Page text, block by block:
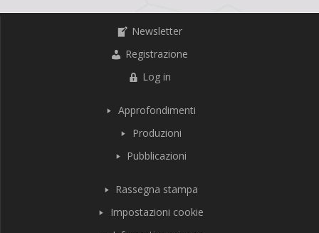
Newsletter
Registrazione
Log in
Approfondimenti
Produzioni
Pubblicazioni
Rassegna stampa
Impostazioni cookie